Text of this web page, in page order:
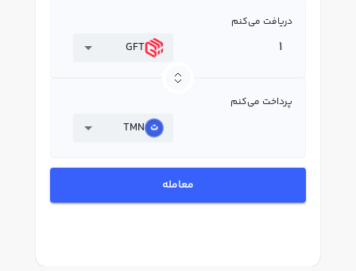
دریافت می‌کنم
GFT
پرداخت می‌کنم
TMN
معامله